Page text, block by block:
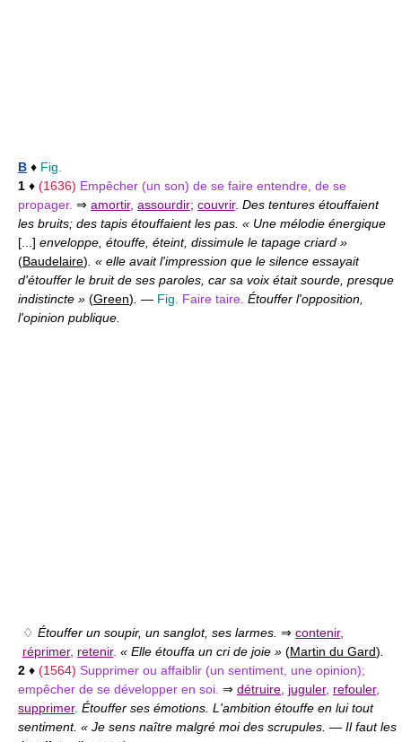
B ♦ Fig.
1 ♦ (1636) Empêcher (un son) de se faire entendre, de se
propager. ⇒ amortir, assourdir; couvrir. Des tentures étouffaient
les bruits; des tapis étouffaient les pas. « Une mélodie énergique
[...] enveloppe, étouffe, éteint, dissimule le tapage criard »
(Baudelaire) . « elle avait l'impression que le silence essayait
d'étouffer le bruit de ses paroles, car sa voix était sourde, presque
indistincte » (Green) — Fig. Faire taire. Étouffer l'opposition,
l'opinion publique.
♢ Étouffer un soupir, un sanglot, ses larmes. ⇒ contenir,
réprimer, retenir. « Elle étouffa un cri de joie » (Martin du Gard)
2 ♦ (1564) Supprimer ou affaiblir (un sentiment, une opinion);
empêcher de se développer en soi. ⇒ détruire juguler, refouler,
supprimer. Étouffer ses émotions. L'ambition étouffe en lui tout
sentiment. « Je sens naître malgré moi des scrupules. — Il faut les